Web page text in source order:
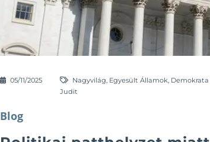
05/11/2025 Nagyvilág Egyesült Államok Demokrata
Judit
Blog